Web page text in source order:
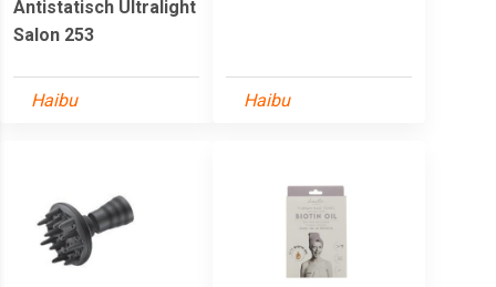
Antistatisch Ultralight
Salon 253
Haibu Haibu